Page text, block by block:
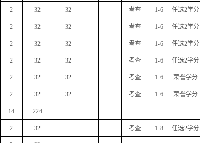
2 32 32 考查 1-6 任选2学分
2 32 32 考查 1-6 任选2学分
2 32 32 考查 1-6 任选2学分
2 32 32 考查 1-6 任选2学分
2 32 32 考查 1-6 荣誉学分
2 32 32 考查 1-6 荣誉学分
14
224
2 32 考查 1-8 任选2学分